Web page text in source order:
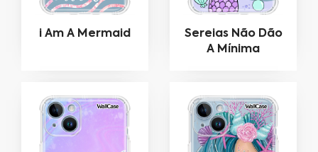
i Am A Mermaid
Sereias Não Dão
A Mínima